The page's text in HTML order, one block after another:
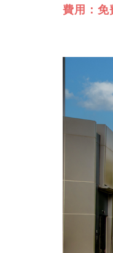
費用：免